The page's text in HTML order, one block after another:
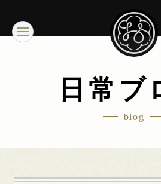
日常ブ
blog